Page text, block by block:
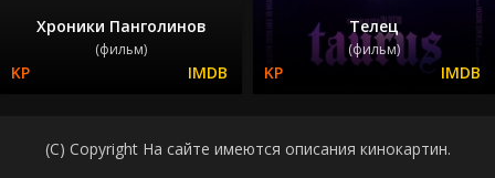
Хроники Панголинов
(фильм)
Телец
(фильм)
(C) Copyright На сайте имеются описания кинокартин.